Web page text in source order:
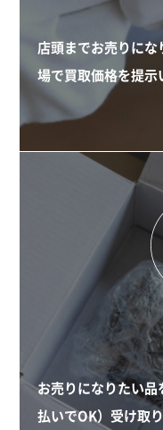
店頭までお売りに
場で買取価格を提示
お売りになりたい
払いでOK）受け取